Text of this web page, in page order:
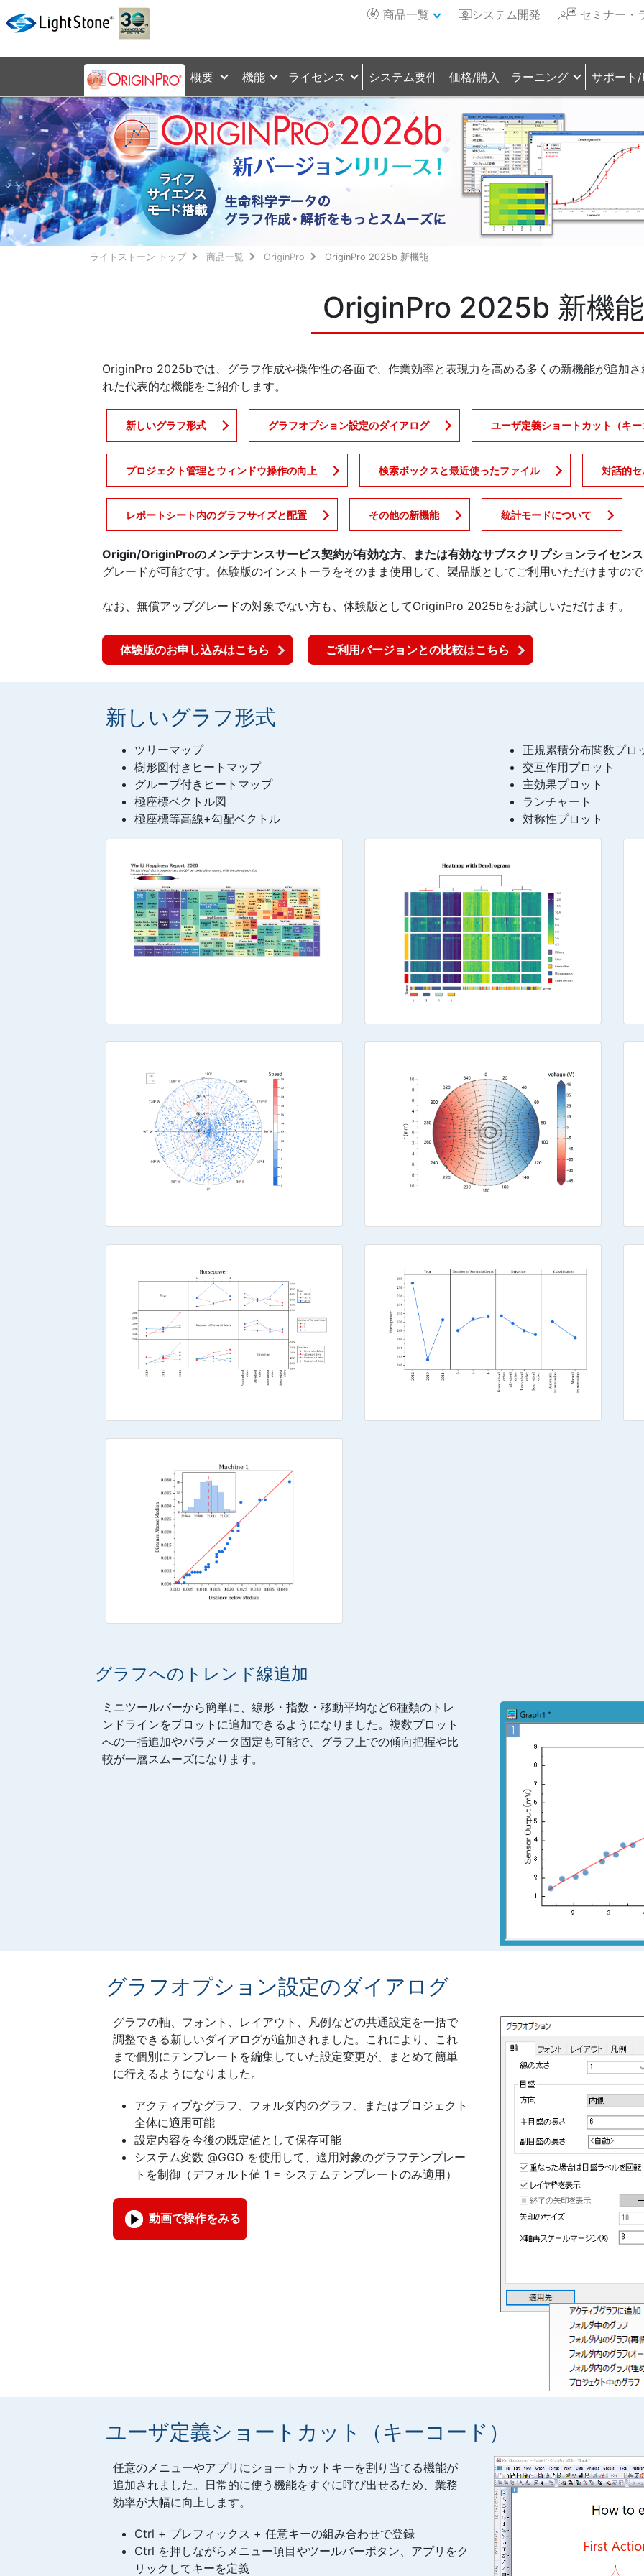
セミナー・
システム開発
商品一覧
概要 機能 ライセンス システム要件 価格/購入 ラーニング サポート/
ライトストーン トップ 商品一覧 OriginPro OriginPro 2025b 新機能
OriginPro 2025b 新機能
OriginPro 2025bでは、グラフ作成や操作性の各面で、作業効率と表現力を高める多くの新機能が追加
れた代表的な機能をご紹介します。
新しいグラフ形式 グラフオプション設定のダイアログ ユーザ定義ショートカット（キ
プロジェクト管理とウィンドウ操作の向上 検索ボックスと最近使ったファイル 対話的
レポートシート内のグラフサイズと配置 その他の新機能 統計モードについて
Origin/OriginProのメンテナンスサービス契約が有効な方、または有効なサブスクリプションライセン
グレードが可能です。体験版のインストーラをそのまま使用して、製品版としてご利用いただけますの
なお、無償アップグレードの対象でない方も、体験版としてOriginPro 2025bをお試しいただけます。
体験版のお申し込みはこちら ご利用バージョンとの比較はこちら
新しいグラフ形式
ツリーマップ
樹形図付きヒートマップ
グループ付きヒートマップ
極座標ベクトル図
極座標等高線+勾配ベクトル
正規累積分布関数プロ
交互作用プロット
主効果プロット
ランチャート
対称性プロット
グラフへのトレンド線追加
ミニツールバーから簡単に、線形・指数・移動平均など6種類のトレ
ンドラインをプロットに追加できるようになりました。複数プロット
への一括追加やパラメータ固定も可能で、グラフ上での傾向把握や比
較が一層スムーズになります。
グラフオプション設定のダイアログ
グラフの軸、フォント、レイアウト、凡例などの共通設定を一括で
調整できる新しいダイアログが追加されました。これにより、これ
まで個別にテンプレートを編集していた設定変更が、まとめて簡単
に行えるようになりました。
アクティブなグラフ、フォルダ内のグラフ、またはプロジェクト
全体に適用可能
設定内容を今後の既定値として保存可能
システム変数 @GGO を使用して、適用対象のグラフテンプレー
トを制御（デフォルト値 1 = システムテンプレートのみ適用）
動画で操作をみる
ユーザ定義ショートカット（キーコード）
任意のメニューやアプリにショートカットキーを割り当てる機能が
追加されました。日常的に使う機能をすぐに呼び出せるため、業務
効率が大幅に向上します。
Ctrl + プレフィックス + 任意キーの組み合わせで登録
Ctrl を押しながらメニュー項目やツールバーボタン、アプリをク
リックしてキーを定義